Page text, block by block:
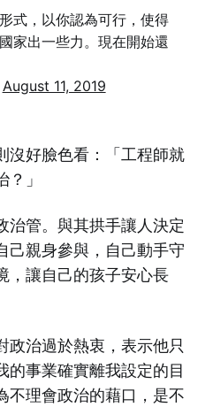
式，以你認為可行，使得
家出一些力。現在開始還
August 11, 2019
沒好臉色看：「工程師就
」
治管。與其拱手讓人決定
己親身參與，自己動手守
，讓自己的孩子安心長
政治過於熱衷，表示他只
的事業確實離我設定的目
不理會政治的藉口，是不